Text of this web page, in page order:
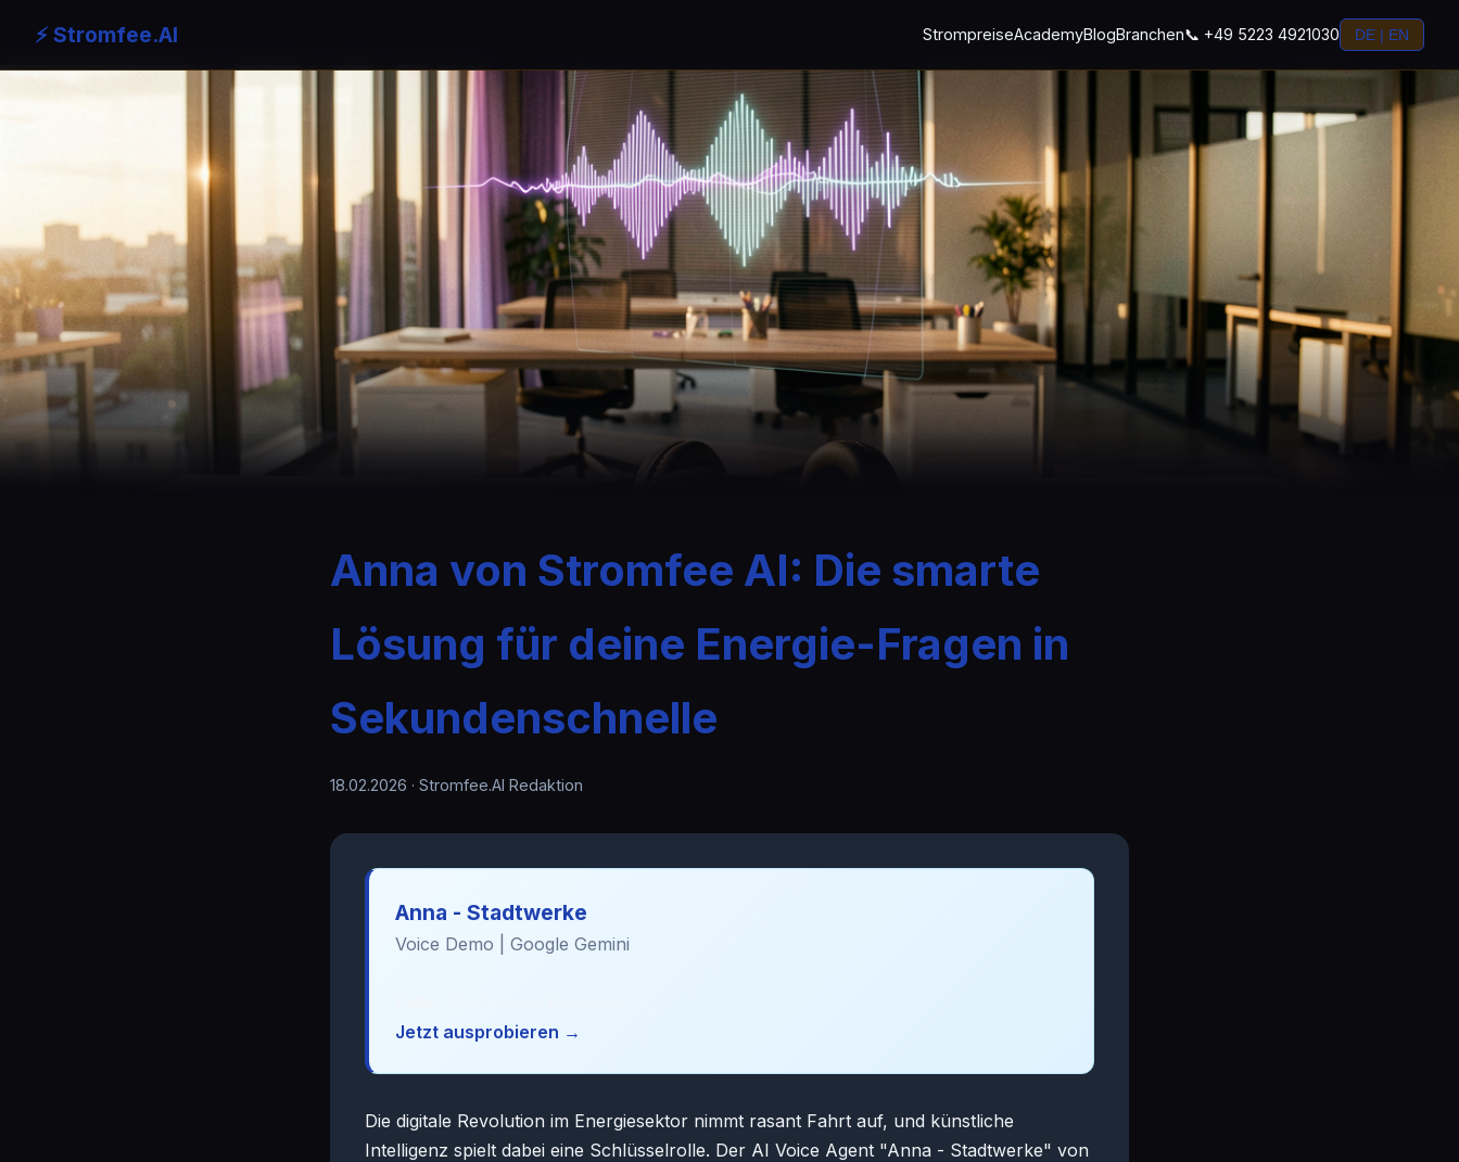
⚡ Stromfee.AI StrompreiseAcademyBlogBranchen📞 +49 5223 4921030 DE | EN
Anna von Stromfee AI: Die smarte
Lösung für deine Energie-Fragen in
Sekundenschnelle
18.02.2026 · Stromfee.AI Redaktion
Anna - Stadtwerke
Voice Demo | Google Gemini
Jetzt ausprobieren →
Die digitale Revolution im Energiesektor nimmt rasant Fahrt auf, und künstliche
Intelligenz spielt dabei eine Schlüsselrolle. Der AI Voice Agent "Anna - Stadtwerke" von